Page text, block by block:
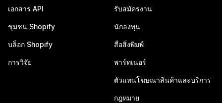
เอกสาร API
ชุมชน Shopify
บล็อก Shopify
การวิจัย
รับสมัครงาน
นักลงทุน
สื่อสิ่งพิมพ์
พาร์ทเนอร์
ตัวแทนโฆษณาสินค้าและบริการ
กฎหมาย